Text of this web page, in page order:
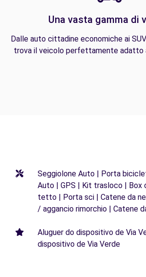
Una vasta gamma di
Dalle auto cittadine economiche ai
trova il veicolo perfettamente adatto
Seggiolone Auto | Porta
Auto | GPS | Kit trasloco | Box
tetto | Porta sci | Catene da
/ aggancio rimorchio | Catene
Aluguer do dispositivo de Via
dispositivo de Via Verde